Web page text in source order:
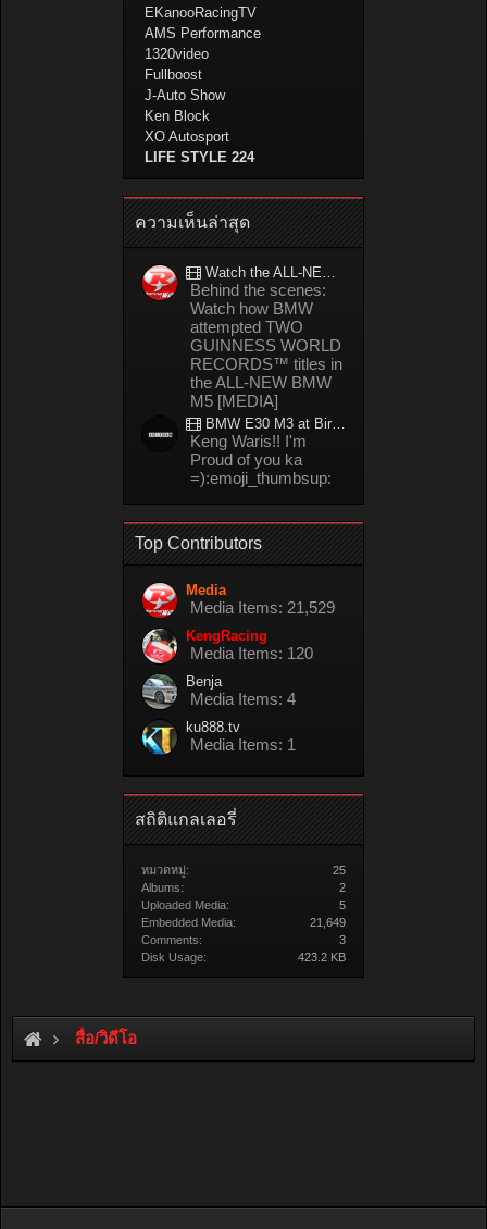
EKanooRacingTV
AMS Performance
1320video
Fullboost
J-Auto Show
Ken Block
XO Autosport
LIFE STYLE 224
ความเห็นล่าสุด
Watch the ALL-NEW BMW M5 refuel mid-drift to take TWO GUINNESS WORLD RECORDS™ titles
Behind the scenes:
Watch how BMW
attempted TWO
GUINNESS WORLD
RECORDS™ titles in
the ALL-NEW BMW
M5 [MEDIA]
BMW E30 M3 at Bira circuit Thailand in 02/2008
Keng Waris!! I'm
Proud of you ka
=):emoji_thumbsup:
Top Contributors
Media
Media Items: 21,529
KengRacing
Media Items: 120
Benja
Media Items: 4
ku888.tv
Media Items: 1
สถิติแกลเลอรี่
หมวดหมู่:
25
Albums:
2
Uploaded Media:
5
Embedded Media:
21,649
Comments:
3
Disk Usage:
423.2 KB
สื่อ/วิดีโอ